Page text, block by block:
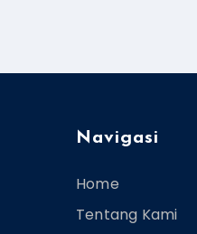
Navigasi
Home
Tentang Kami